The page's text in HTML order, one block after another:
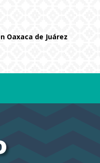
Oaxaca de Juárez